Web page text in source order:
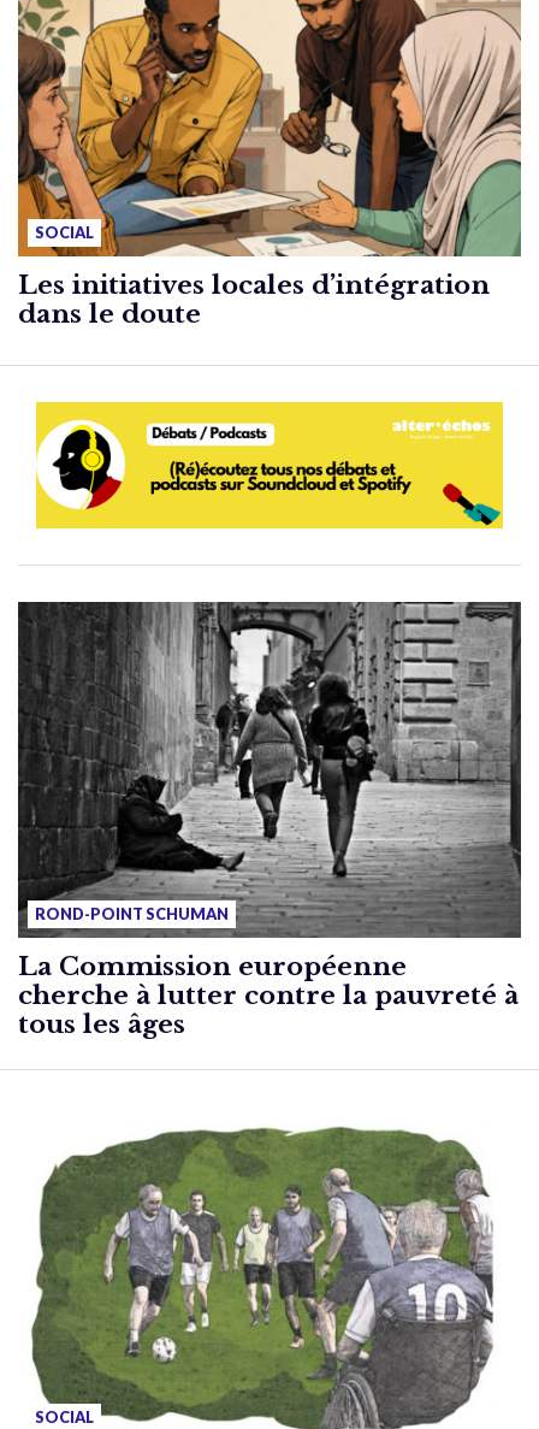
SOCIAL
Les initiatives locales d’intégration
dans le doute
ROND-POINT SCHUMAN
La Commission européenne
cherche à lutter contre la pauvreté à
tous les âges
SOCIAL